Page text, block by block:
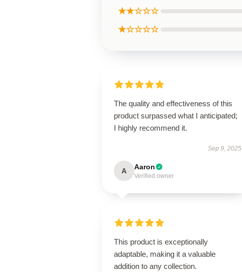
★★☆☆☆
★☆☆☆☆
The quality and effectiveness of this
product surpassed what I anticipated;
I highly recommend it.
Sep 9, 2025
A Aaron
Verified owner
This product is exceptionally
adaptable, making it a valuable
addition to any collection.